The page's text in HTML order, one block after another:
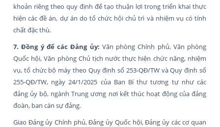
khoản riêng theo quy định để tạo thuận lợi trong triển khai thực
hiện các đề án, dự án do tổ chức hội chủ trì và nhiệm vụ có tính
chất đặc thù.
7. Đồng ý để các Đảng ủy: Văn phòng Chính phủ, Văn phòng
Quốc hội, Văn phòng Chủ tịch nước thực hiện chức năng, nhiệm
vụ, tổ chức bộ máy theo Quy định số 253-QĐ/TW và Quy định số
255-QĐ/TW, ngày 24/1/2025 của Ban Bí thư tương tự như các
đảng ủy bộ, ngành Trung ương nơi kết thúc hoạt động của đảng
đoàn, ban cán sự đảng.
Giao Đảng ủy Chính phủ, Đảng ủy Quốc hội, Đảng ủy các cơ quan